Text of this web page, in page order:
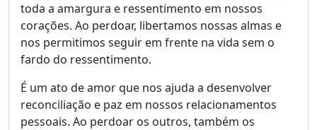
toda a amargura e ressentimento em nossos
corações. Ao perdoar, libertamos nossas almas e
nos permitimos seguir em frente na vida sem o
fardo do ressentimento.
É um ato de amor que nos ajuda a desenvolver
reconciliação e paz em nossos relacionamentos
pessoais. Ao perdoar os outros, também os